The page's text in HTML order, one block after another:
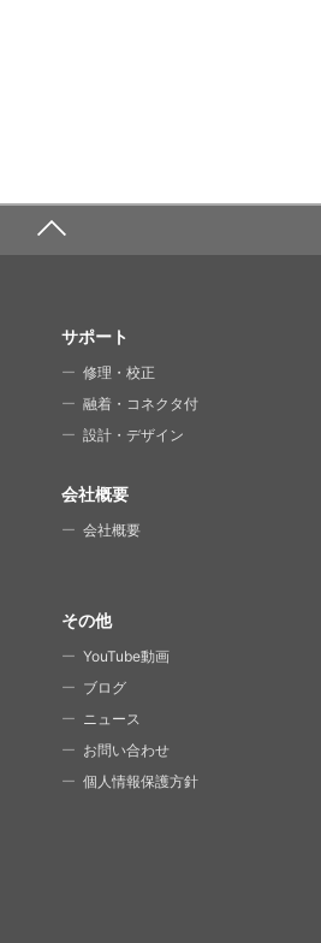
サポート
修理・校正
融着・コネクタ付
設計・デザイン
会社概要
会社概要
その他
YouTube動画
ブログ
ニュース
お問い合わせ
個人情報保護方針